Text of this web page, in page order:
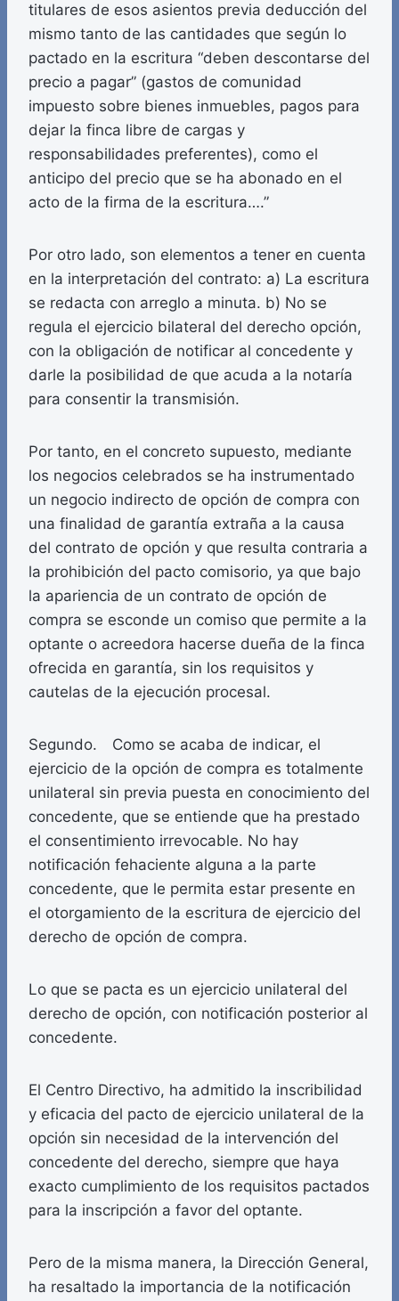
titulares de esos asientos previa deducción del
mismo tanto de las cantidades que según lo
pactado en la escritura “deben descontarse del
precio a pagar” (gastos de comunidad
impuesto sobre bienes inmuebles, pagos para
dejar la finca libre de cargas y
responsabilidades preferentes), como el
anticipo del precio que se ha abonado en el
acto de la firma de la escritura….”
Por otro lado, son elementos a tener en cuenta
en la interpretación del contrato: a) La escritura
se redacta con arreglo a minuta. b) No se
regula el ejercicio bilateral del derecho opción,
con la obligación de notificar al concedente y
darle la posibilidad de que acuda a la notaría
para consentir la transmisión.
Por tanto, en el concreto supuesto, mediante
los negocios celebrados se ha instrumentado
un negocio indirecto de opción de compra con
una finalidad de garantía extraña a la causa
del contrato de opción y que resulta contraria a
la prohibición del pacto comisorio, ya que bajo
la apariencia de un contrato de opción de
compra se esconde un comiso que permite a la
optante o acreedora hacerse dueña de la finca
ofrecida en garantía, sin los requisitos y
cautelas de la ejecución procesal.
Segundo. Como se acaba de indicar, el
ejercicio de la opción de compra es totalmente
unilateral sin previa puesta en conocimiento del
concedente, que se entiende que ha prestado
el consentimiento irrevocable. No hay
notificación fehaciente alguna a la parte
concedente, que le permita estar presente en
el otorgamiento de la escritura de ejercicio del
derecho de opción de compra.
Lo que se pacta es un ejercicio unilateral del
derecho de opción, con notificación posterior al
concedente.
El Centro Directivo, ha admitido la inscribilidad
y eficacia del pacto de ejercicio unilateral de la
opción sin necesidad de la intervención del
concedente del derecho, siempre que haya
exacto cumplimiento de los requisitos pactados
para la inscripción a favor del optante.
Pero de la misma manera, la Dirección General,
ha resaltado la importancia de la notificación